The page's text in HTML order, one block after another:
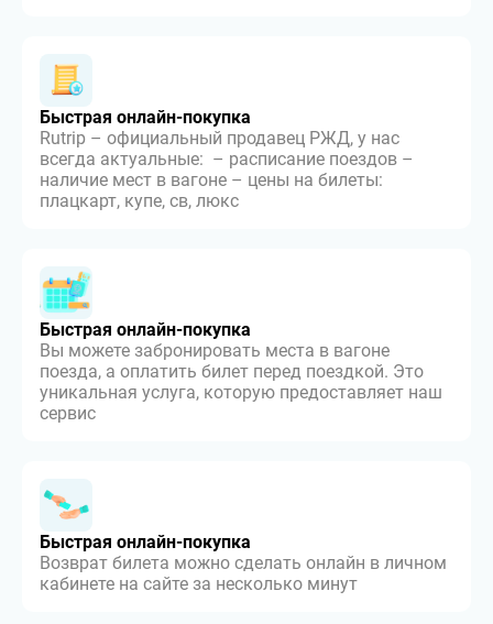
Быстрая онлайн-покупка
Rutrip – официальный продавец РЖД, у нас
всегда актуальные: – расписание поездов –
наличие мест в вагоне – цены на билеты:
плацкарт, купе, св, люкс
Быстрая онлайн-покупка
Вы можете забронировать места в вагоне
поезда, а оплатить билет перед поездкой. Это
уникальная услуга, которую предоставляет наш
сервис
Быстрая онлайн-покупка
Возврат билета можно сделать онлайн в личном
кабинете на сайте за несколько минут